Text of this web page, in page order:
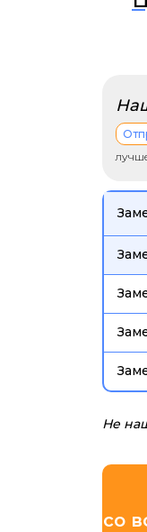
Не
со